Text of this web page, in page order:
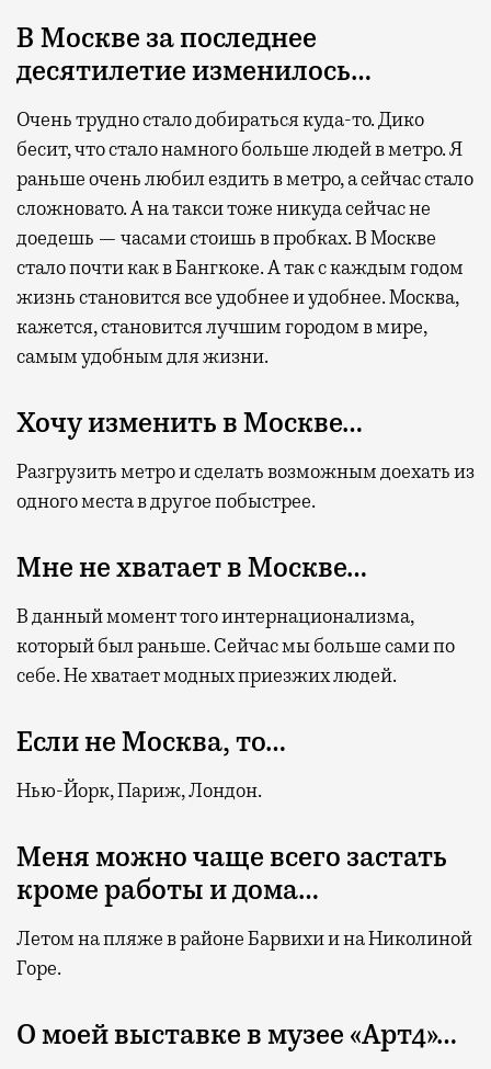
В Москве за последнее
десятилетие изменилось…
Очень трудно стало добираться куда-то. Дико
бесит, что стало намного больше людей в метро. Я
раньше очень любил ездить в метро, а сейчас стало
сложновато. А на такси тоже никуда сейчас не
доедешь — часами стоишь в пробках. В Москве
стало почти как в Бангкоке. А так с каждым годом
жизнь становится все удобнее и удобнее. Москва,
кажется, становится лучшим городом в мире,
самым удобным для жизни.
Хочу изменить в Москве…
Разгрузить метро и сделать возможным доехать из
одного места в другое побыстрее.
Мне не хватает в Москве…
В данный момент того интернационализма,
который был раньше. Сейчас мы больше сами по
себе. Не хватает модных приезжих людей.
Если не Москва, то…
Нью-Йорк, Париж, Лондон.
Меня можно чаще всего застать
кроме работы и дома…
Летом на пляже в районе Барвихи и на Николиной
Горе.
О моей выставке в музее «Арт4»…